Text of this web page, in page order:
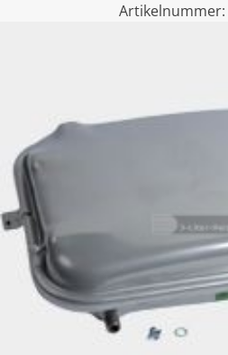
Artikelnummer: